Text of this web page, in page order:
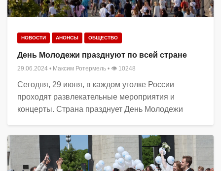
НОВОСТИ АНОНСЫ ОБЩЕСТВО
День Молодежи празднуют по всей стране
29.06.2024 • Максим Ротермель • 👁 10248
Сегодня, 29 июня, в каждом уголке России
проходят развлекательные мероприятия и
концерты. Страна празднует День Молодежи